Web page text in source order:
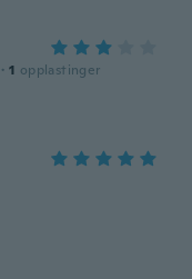
· 1 opplastinger